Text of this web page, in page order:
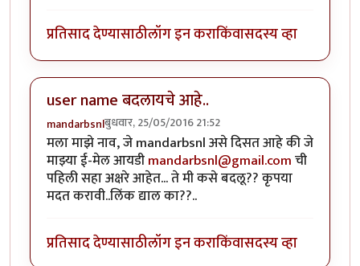
प्रतिसाद देण्यासाठीलॉग इन कराकिंवासदस्य व्हा
user name बदलायचे आहे..
mandarbsnlबुधवार, 25/05/2016 21:52
मला माझे नाव, जे mandarbsnl असे दिसत आहे की जे
माझ्या ई-मेल आयडीmandarbsnl@gmail.comची
पहिली सहा अक्षरे आहेत... ते मी कसे बदलू?? कृपया
मदत करावी..लिंक द्याल का??..
प्रतिसाद देण्यासाठीलॉग इन कराकिंवासदस्य व्हा